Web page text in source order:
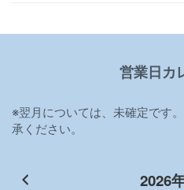
ビ
シ
ョ
稿:
営業日カ
※翌月については、未確定です
承ください。
2026